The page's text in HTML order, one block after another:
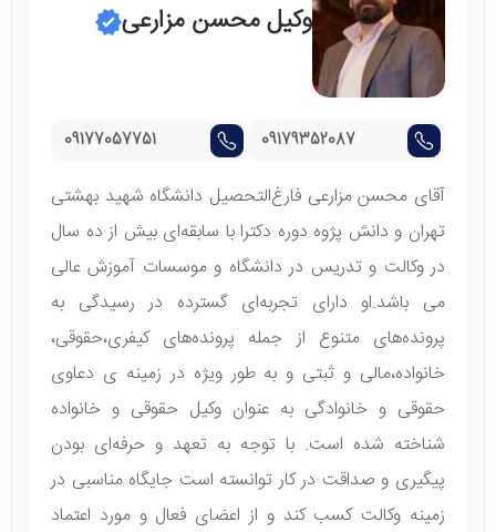
وکیل محسن مزارعی
09179352087
09177057751
آقای محسن مزارعی فارغ‌التحصیل دانشگاه شهید بهشتی
تهران و دانش پژوه دوره دکترا با سابقه‌ای بیش از ده سال
در وکالت و تدریس در دانشگاه و موسسات آموزش عالی
می باشد.او دارای تجربه‌ای گسترده در رسیدگی به
پرونده‌های متنوع از جمله پرونده‌های کیفری،حقوقی،
خانواده،مالی و ثبتی و به‌ طور ویژه در زمینه ی دعاوی
حقوقی و خانوادگی به عنوان وکیل حقوقی و خانواده
شناخته شده است. با توجه به تعهد و حرفه‌ای بودن
پیگیری و صداقت در کار توانسته است جایگاه مناسبی در
زمینه وکالت کسب کند و از اعضای فعال و مورد اعتماد